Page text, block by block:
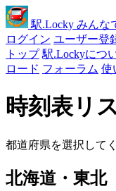
駅.Locky みんな
ログイン ユーザー登
トップ 駅.Lockyにつ
ロード フォーラム 使
時刻表リ
都道府県を選択して
北海道・東北